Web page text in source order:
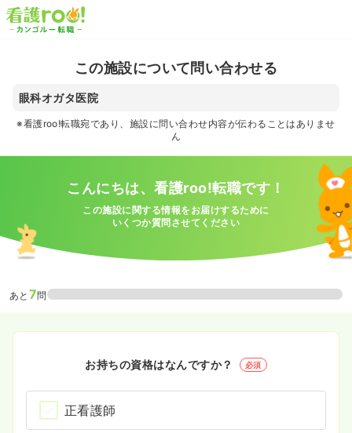
この施設について問い合わせる
眼科オガタ医院
※看護roo!転職宛であり、施設に問い合わせ内容が伝わることはありませ
ん
こんにちは、看護roo!転職です！
この施設に関する情報をお届けするために
いくつか質問させてください
あと 7問
お持ちの資格はなんですか？ 必須
正看護師